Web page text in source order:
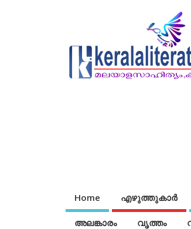
Home എഴുത്തുകാര്‍
അലങ്കാരം വൃത്തം